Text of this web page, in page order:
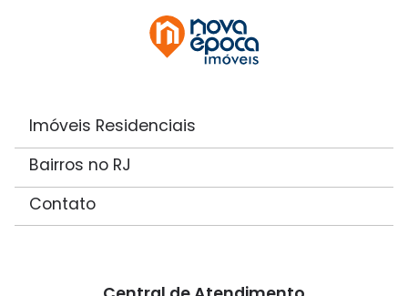
Imóveis Residenciais
Bairros no RJ
Contato